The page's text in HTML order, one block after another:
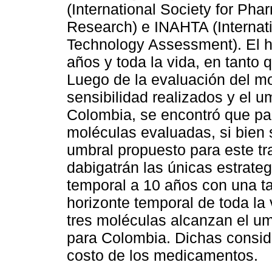
(International Society for
Research) e INAHTA
Technology Assessment). El
años y toda la vida, en tanto
Luego de la evaluación del
sensibilidad realizados y el
Colombia, se encontró que
moléculas evaluadas, si
umbral propuesto para este
dabigatrán las únicas
temporal a 10 años con una
horizonte temporal de toda
tres moléculas alcanzan el
para Colombia. Dichas
costo de los medicamentos.